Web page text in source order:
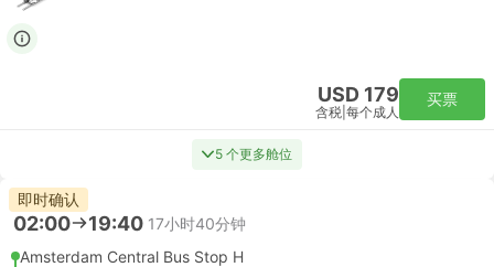
USD 179
含税 每个成人
买票
5 个更多舱位
即时确认
02:00 19:40 17小时40分钟
Amsterdam Central Bus Stop H